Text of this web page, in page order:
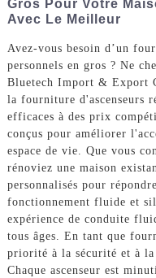
Gros Pour Votre
Avec Le Meilleur
Avez-vous besoin d’un
personnels en gros ? Ne
Bluetech Import & Export
la fourniture d'ascenseurs
efficaces à des prix
conçus pour améliorer
espace de vie. Que vous
rénoviez une maison
personnalisés pour
fonctionnement fluide et
expérience de conduite
tous âges. En tant que
priorité à la sécurité et à
Chaque ascenseur est